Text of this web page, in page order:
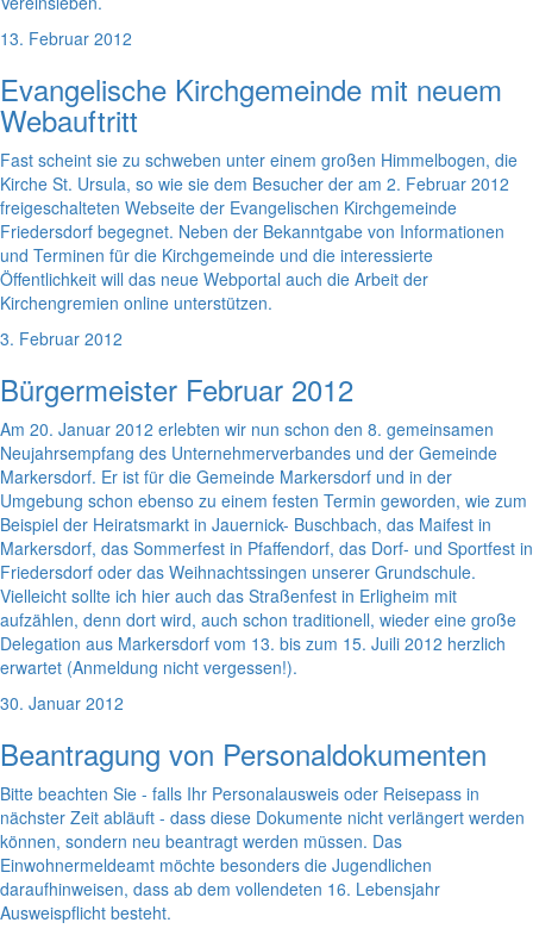
13. Februar 2012
Evangelische Kirchgemeinde mit neuem
Webauftritt
Fast scheint sie zu schweben unter einem großen Himmelbogen, die
Kirche St. Ursula, so wie sie dem Besucher der am 2. Februar 2012
freigeschalteten Webseite der Evangelischen Kirchgemeinde
Friedersdorf begegnet. Neben der Bekanntgabe von Informationen
und Terminen für die Kirchgemeinde und die interessierte
Öffentlichkeit will das neue Webportal auch die Arbeit der
Kirchengremien online unterstützen.
3. Februar 2012
Bürgermeister Februar 2012
Am 20. Januar 2012 erlebten wir nun schon den 8. gemeinsamen
Neujahrsempfang des Unternehmerverbandes und der Gemeinde
Markersdorf. Er ist für die Gemeinde Markersdorf und in der
Umgebung schon ebenso zu einem festen Termin geworden, wie zum
Beispiel der Heiratsmarkt in Jauernick- Buschbach, das Maifest in
Markersdorf, das Sommerfest in Pfaffendorf, das Dorf- und Sportfest in
Friedersdorf oder das Weihnachtssingen unserer Grundschule.
Vielleicht sollte ich hier auch das Straßenfest in Erligheim mit
aufzählen, denn dort wird, auch schon traditionell, wieder eine große
Delegation aus Markersdorf vom 13. bis zum 15. Juili 2012 herzlich
erwartet (Anmeldung nicht vergessen!).
30. Januar 2012
Beantragung von Personaldokumenten
Bitte beachten Sie - falls Ihr Personalausweis oder Reisepass in
nächster Zeit abläuft - dass diese Dokumente nicht verlängert werden
können, sondern neu beantragt werden müssen. Das
Einwohnermeldeamt möchte besonders die Jugendlichen
daraufhinweisen, dass ab dem vollendeten 16. Lebensjahr
Ausweispflicht besteht.